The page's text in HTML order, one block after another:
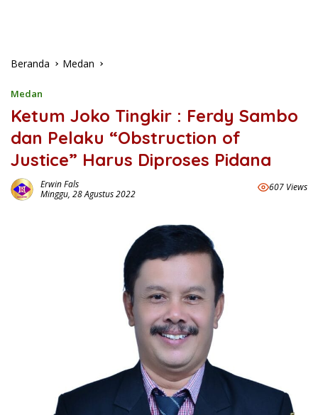
Beranda Medan
Medan
Ketum Joko Tingkir : Ferdy Sambo
dan Pelaku “Obstruction of
Justice” Harus Diproses Pidana
Erwin Fals
Minggu, 28 Agustus 2022
607 Views